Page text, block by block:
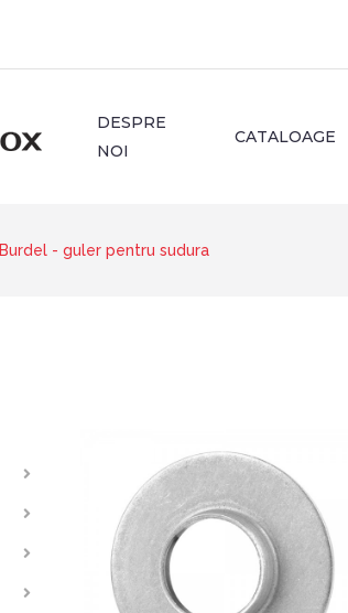
DESPRE
NOI
CATALOAGE
Burdel - guler pentru sudura